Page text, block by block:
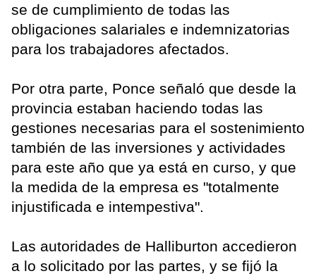
se de cumplimiento de todas las
obligaciones salariales e indemnizatorias
para los trabajadores afectados.
Por otra parte, Ponce señaló que desde la
provincia estaban haciendo todas las
gestiones necesarias para el sostenimiento
también de las inversiones y actividades
para este año que ya está en curso, y que
la medida de la empresa es "totalmente
injustificada e intempestiva".
Las autoridades de Halliburton accedieron
a lo solicitado por las partes, y se fijó la